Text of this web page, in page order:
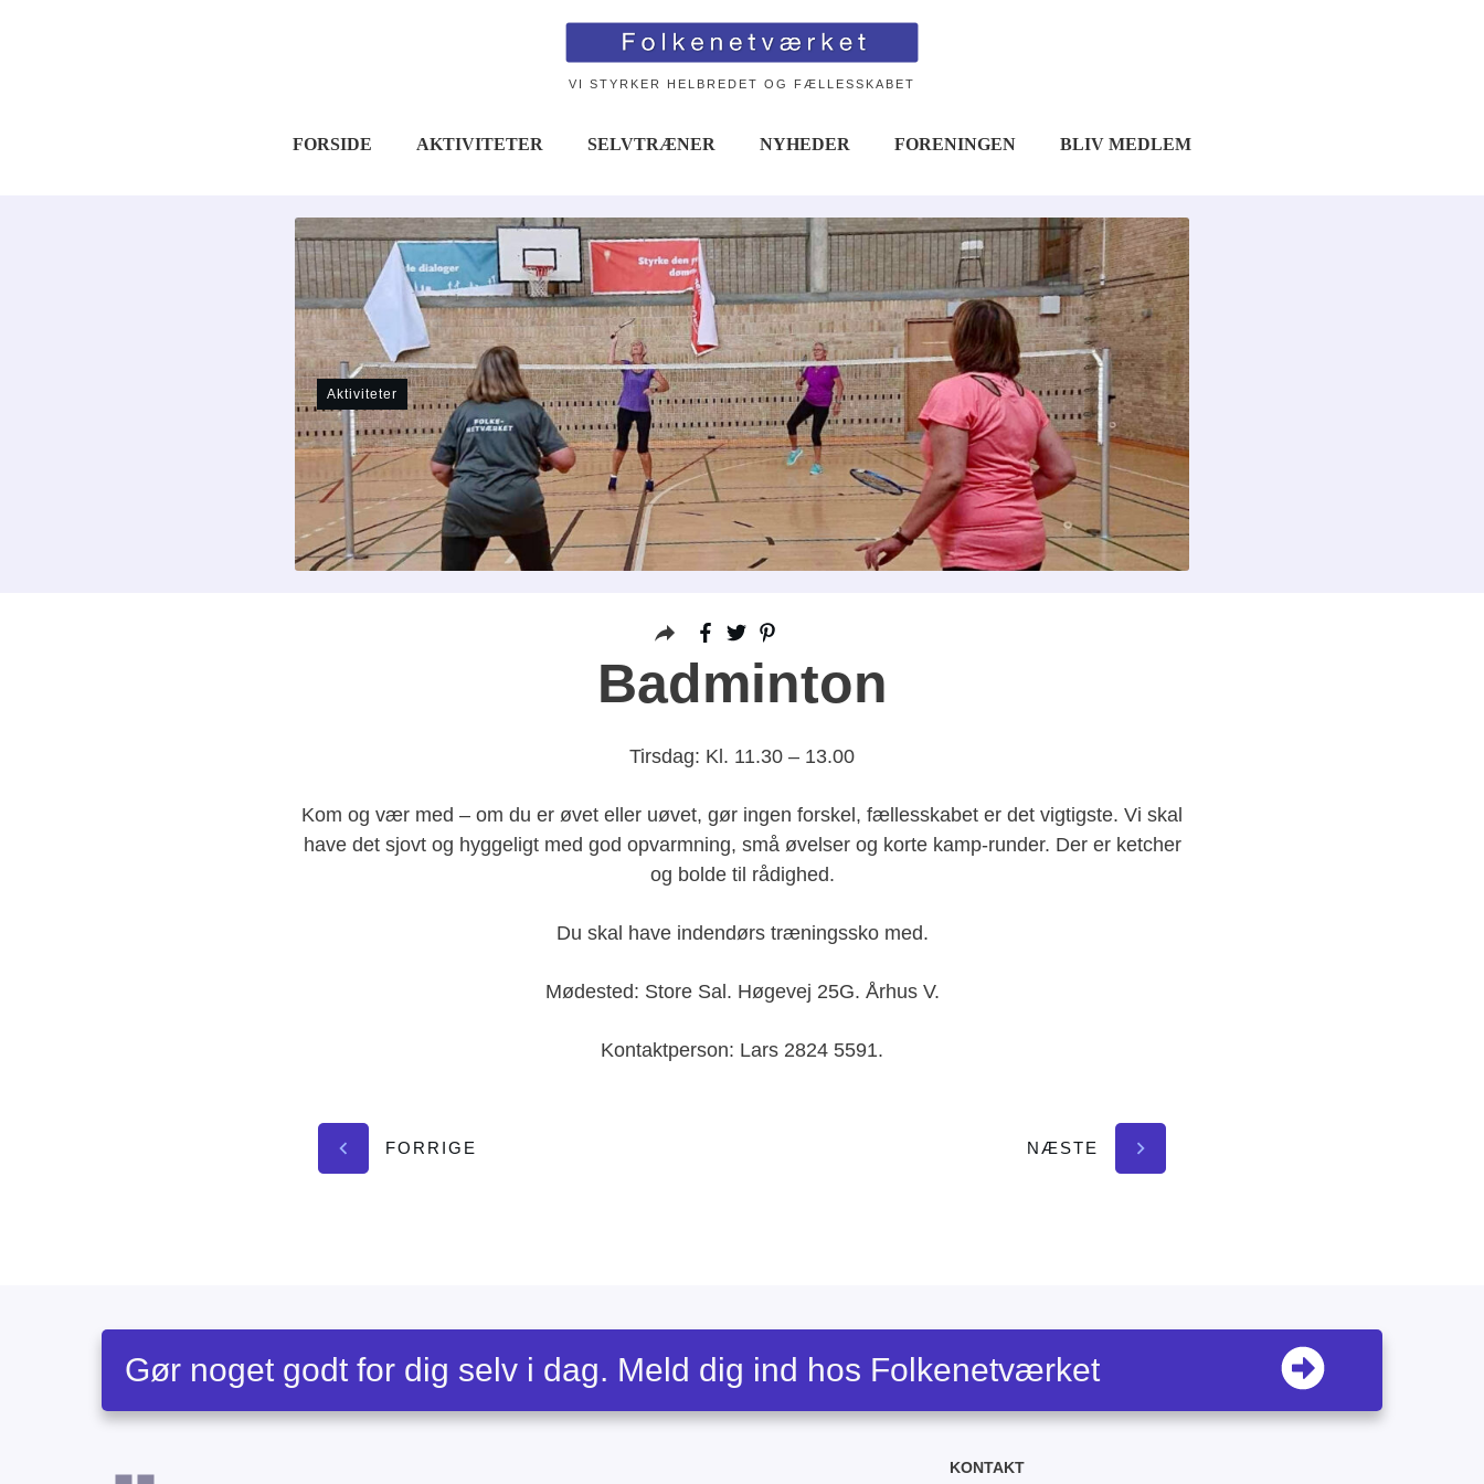
VI STYRKER HELBREDET OG FÆLLESSKABET
FORSIDE AKTIVITETER SELVTRÆNER NYHEDER FORENINGEN BLIV MEDLEM
Aktiviteter
Badminton​
Tirsdag: Kl. 11.30 – 13.00
​Kom og vær med – om du er øvet eller uøvet, gør ingen forskel, fællesskabet er det vigtigste. Vi skal
have det sjovt og hyggeligt med god opvarmning, små øvelser og korte kamp-runder. Der er ketcher
og bolde til rådighed.
​Du skal have indendørs træningssko med.
​Mødested: Store Sal. Høgevej 25G. Århus V.
​​Kontaktperson: Lars 2824 5591.
FORRIGE NÆSTE
Gør noget godt for dig selv i dag. Meld dig ind hos Folkenetværket
KONTAKT